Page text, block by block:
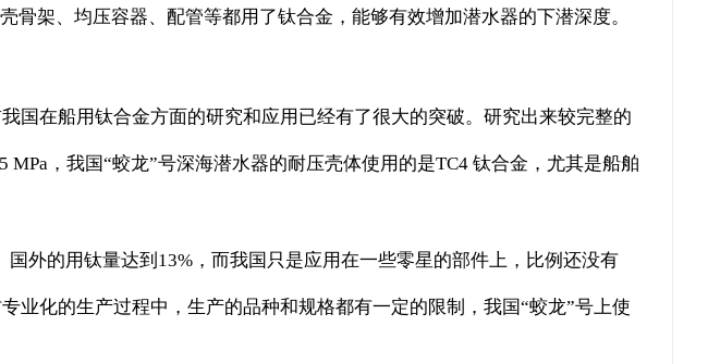
骨架、均压容器、配管等都用了钛合金，能够有效增加潜水器的下潜深度。
国在船用钛合金方面的研究和应用已经有了很大的突破。研究出来较完整的
，我国“蛟龙”号深海潜水器的耐压壳体使用的是TC4 钛合金，尤其是船舶
外的用钛量达到13%，而我国只是应用在一些零星的部件上，比例还没有
业化的生产过程中，生产的品种和规格都有一定的限制，我国“蛟龙”号上使